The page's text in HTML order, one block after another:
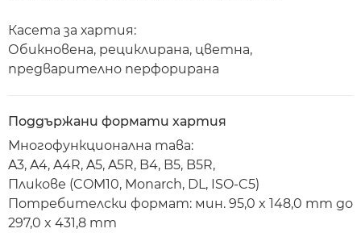
Касета за хартия:
Обикновена, рециклирана, цветна,
предварително перфорирана
Поддържани формати хартия
Многофункционална тава:
A3, A4, A4R, A5, A5R, B4, B5, B5R,
Пликове (COM10, Monarch, DL, ISO-C5)
Потребителски формат: мин. 95,0 x 148,0 mm до
297,0 x 431,8 mm